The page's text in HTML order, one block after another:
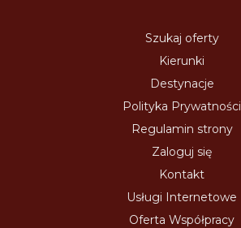
Szukaj oferty
Kierunki
Destynacje
Polityka Prywatności
Regulamin strony
Zaloguj się
Kontakt
Usługi Internetowe
Oferta Współpracy